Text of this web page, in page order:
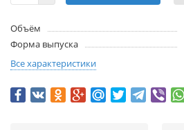
Объём
Форма выпуска
Все характеристики